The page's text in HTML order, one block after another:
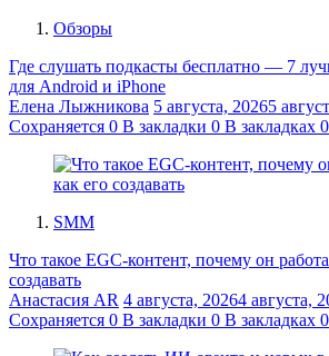
Обзоры
Где слушать подкасты бесплатно — 7
для Android и iPhone
Елена Лыжникова 5 августа, 20265
Сохраняется 0 В закладки 0 В закладках 0
SMM
Что такое EGC-контент, почему он
создавать
Анастасия AR 4 августа, 20264 августа,
Сохраняется 0 В закладки 0 В закладках 0